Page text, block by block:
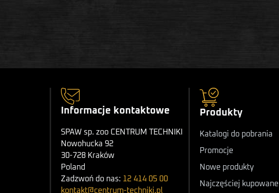
Informacje kontaktowe
SPAW sp. zoo CENTRUM TECHNIKI
Nowohucka 92
30-728 Kraków
Poland
Zadzwoń do nas: 12 414 05 00
kontakt@centrum-techniki.pl
Produkty
Katalogi do pobrania
Promocje
Nowe produkty
Najczęściej kupowane